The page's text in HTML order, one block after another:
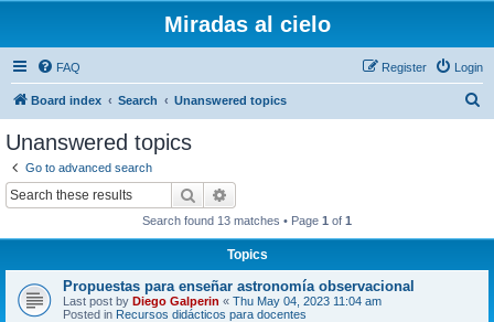
Miradas al cielo
FAQ Login
Register
Board index Search Unanswered topics
Unanswered topics
Go to advanced search
Search
Search found 13 matches • Page 1 of 1
Topics
Propuestas para enseñar astronomía observacional
Last post by Diego Galperin « Thu May 04, 2023 11:04 am
Posted in Recursos didácticos para docentes